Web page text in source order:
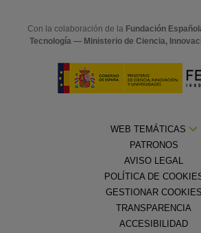
Con la colaboración de la Fundación
Tecnología — Ministerio de Ciencia,
WEB TEMÁTICAS
PATRONOS
AVISO LEGAL
POLÍTICA DE
GESTIONAR COOKIES
TRANSPARENCIA
ACCESIBILIDAD